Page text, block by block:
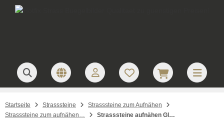
Startseite Strasssteine
Strasssteine zum Aufnähen
Strasssteine zum aufnähen Glas
Strasssteine aufnähen Glas Rechteck 25 x 18 mm